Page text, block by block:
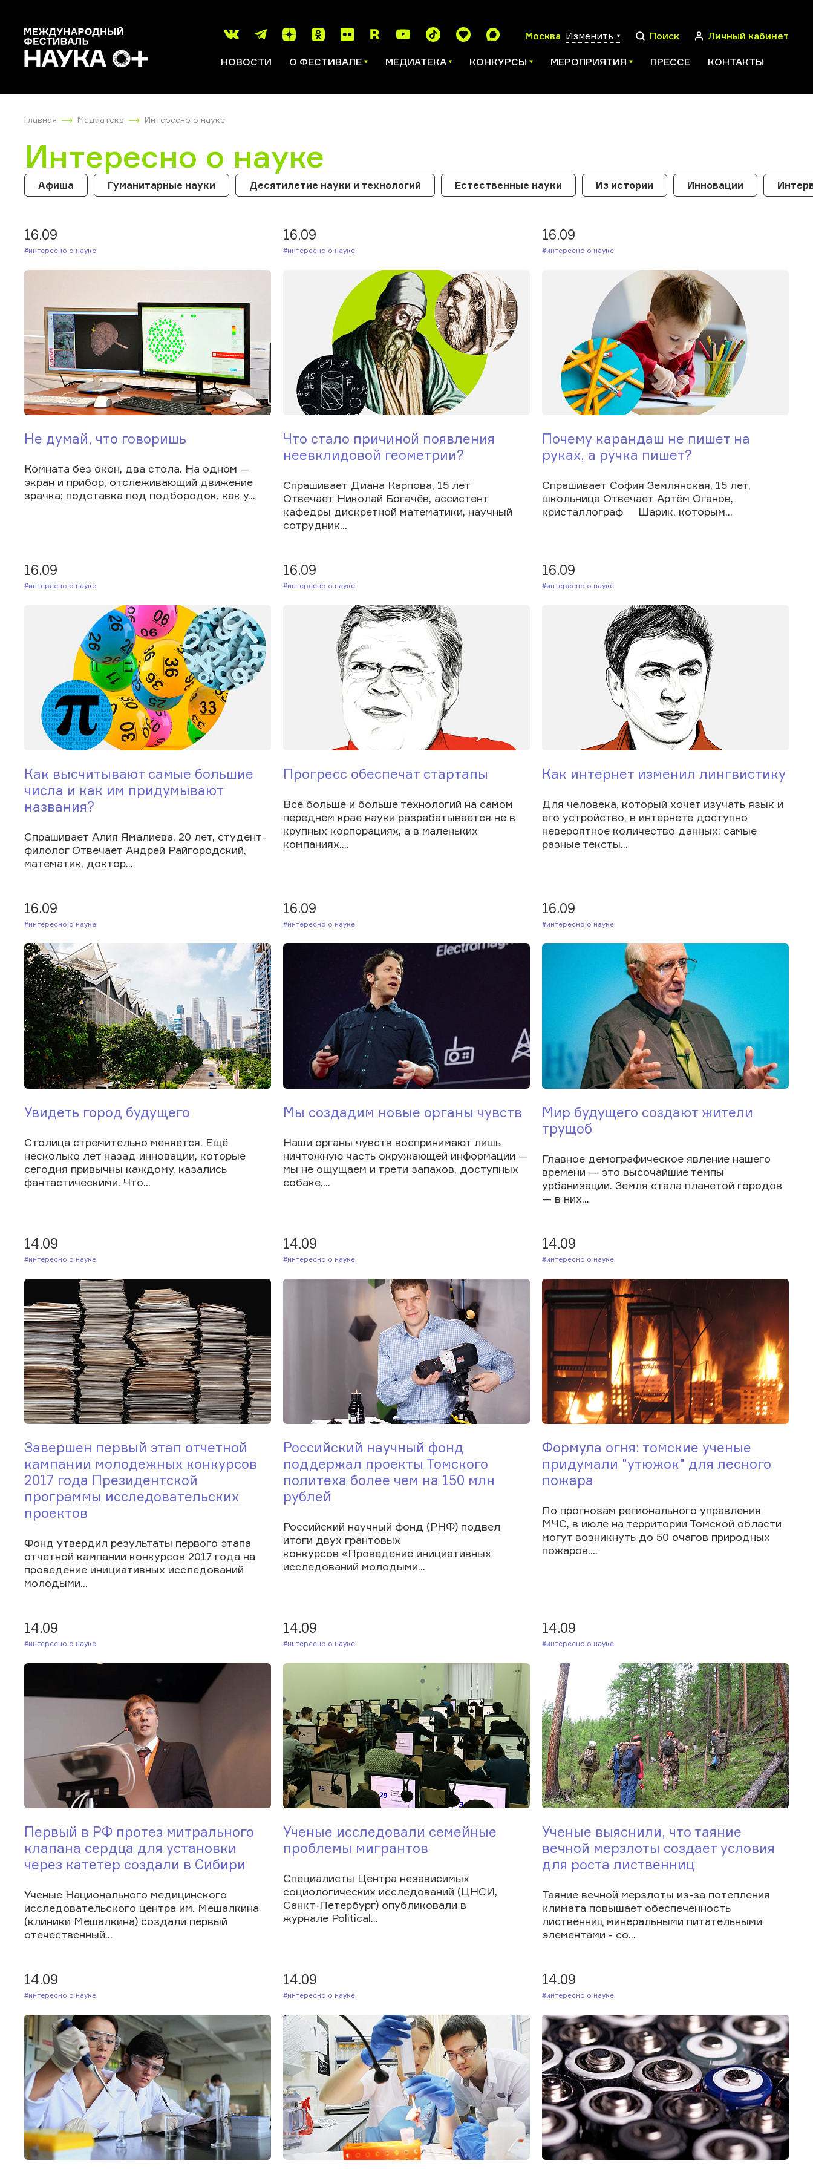
Москва Изменить Поиск Личный кабинет
НОВОСТИ О ФЕСТИВАЛЕ МЕДИАТЕКА КОНКУРСЫ МЕРОПРИЯТИЯ ПРЕССЕ КОНТАКТЫ
Главная Медиатека Интересно о науке
Интересно о науке
Афиша Гуманитарные науки Десятилетие науки и технологий Естественные науки Из истории Инновации
16.09
#Интересно о науке
Не думай, что говоришь
Комната без окон, два стола. На одном —
экран и прибор, отслеживающий движение
зрачка; подставка под подбородок, как у...
16.09
#Интересно о науке
Что стало причиной появления
неевклидовой геометрии?
Спрашивает Диана Карпова, 15 лет
Отвечает Николай Богачёв, ассистент
кафедры дискретной математики, научный
сотрудник...
16.09
#Интересно о науке
Почему карандаш не пишет на
руках, а ручка пишет?
Спрашивает София Землянская, 15 лет,
школьница Отвечает Артём Оганов,
кристаллограф Шарик, которым...
16.09
#Интересно о науке
Как высчитывают самые большие
числа и как им придумывают
названия?
Спрашивает Алия Ямалиева, 20 лет, студент-
филолог Отвечает Андрей Райгородский,
математик, доктор...
16.09
#Интересно о науке
Прогресс обеспечат стартапы
Всё больше и больше технологий на самом
переднем крае науки разрабатывается не в
крупных корпорациях, а в маленьких
компаниях....
16.09
#Интересно о науке
Как интернет изменил лингвистику
Для человека, который хочет изучать язык и
его устройство, в интернете доступно
невероятное количество данных: самые
разные тексты...
16.09
#Интересно о науке
Увидеть город будущего
Столица стремительно меняется. Ещё
несколько лет назад инновации, которые
сегодня привычны каждому, казались
фантастическими. Что...
16.09
#Интересно о науке
Мы создадим новые органы чувств
Наши органы чувств воспринимают лишь
ничтожную часть окружающей информации —
мы не ощущаем и трети запахов, доступных
собаке,...
16.09
#Интересно о науке
Мир будущего создают жители
трущоб
Главное демографическое явление нашего
времени — это высочайшие темпы
урбанизации. Земля стала планетой городов
— в них...
14.09
#Интересно о науке
Завершен первый этап отчетной
кампании молодежных конкурсов
2017 года Президентской
программы исследовательских
проектов
Фонд утвердил результаты первого этапа
отчетной кампании конкурсов 2017 года на
проведение инициативных исследований
молодыми...
14.09
#Интересно о науке
Российский научный фонд
поддержал проекты Томского
политеха более чем на 150 млн
рублей
Российский научный фонд (РНФ) подвел
итоги двух грантовых
конкурсов «Проведение инициативных
исследований молодыми...
14.09
#Интересно о науке
Формула огня: томские ученые
придумали "утюжок" для лесного
пожара
По прогнозам регионального управления
МЧС, в июле на территории Томской области
могут возникнуть до 50 очагов природных
пожаров....
14.09
#Интересно о науке
Первый в РФ протез митрального
клапана сердца для установки
через катетер создали в Сибири
Ученые Национального медицинского
исследовательского центра им. Мешалкина
(клиники Мешалкина) создали первый
отечественный...
14.09
#Интересно о науке
Ученые исследовали семейные
проблемы мигрантов
Специалисты Центра независимых
социологических исследований (ЦНСИ,
Санкт-Петербург) опубликовали в
журнале Political...
14.09
#Интересно о науке
Ученые выяснили, что таяние
вечной мерзлоты создает условия
для роста лиственниц
Таяние вечной мерзлоты из-за потепления
климата повышает обеспеченность
лиственниц минеральными питательными
элементами - со...
14.09
#Интересно о науке
14.09
#Интересно о науке
14.09
#Интересно о науке